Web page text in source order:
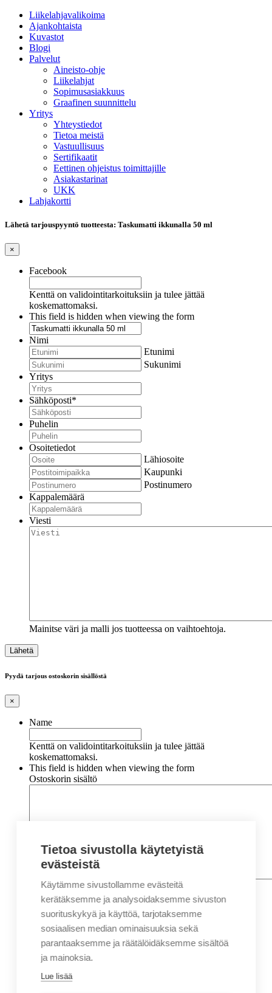
Liikelahjavalikoima
Ajankohtaista
Kuvastot
Blogi
Palvelut
Aineisto-ohje
Liikelahjat
Sopimusasiakkuus
Graafinen suunnittelu
Yritys
Yhteystiedot
Tietoa meistä
Vastuullisuus
Sertifikaatit
Eettinen ohjeistus toimittajille
Asiakastarinat
UKK
Lahjakortti
Lähetä tarjouspyyntö tuotteesta: Taskumatti ikkunalla 50 ml
×
Facebook
Kenttä on validointitarkoituksiin ja tulee jättää
koskemattomaksi.
This field is hidden when viewing the form
Nimi
Etunimi
Sukunimi
Yritys
Sähköposti*
Puhelin
Osoitetiedot
Lähiosoite
Kaupunki
Postinumero
Kappalemäärä
Viesti
Mainitse väri ja malli jos tuotteessa on vaihtoehtoja.
Pyydä tarjous ostoskorin sisällöstä
×
Name
Kenttä on validointitarkoituksiin ja tulee jättää
koskemattomaksi.
This field is hidden when viewing the form
Ostoskorin sisältö
Nimi*
Etunimi
Sukunimi
Sähköposti*
Puhelin*
Tietoa sivustolla käytetyistä
evästeistä
Käytämme sivustollamme evästeitä
kerätäksemme ja analysoidaksemme sivuston
suorituskykyä ja käyttöä, tarjotaksemme
sosiaalisen median ominaisuuksia sekä
parantaaksemme ja räätälöidäksemme sisältöä
ja mainoksia.
Lue lisää